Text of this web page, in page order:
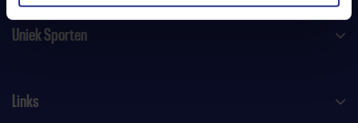
Uniek Sporten
Links